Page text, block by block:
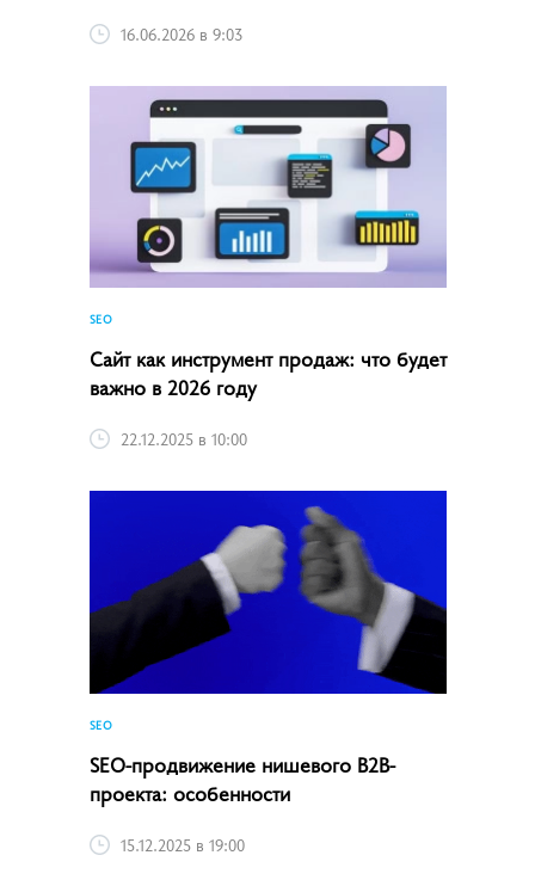
16.06.2026 в 9:03
SEO
Сайт как инструмент продаж: что будет
важно в 2026 году
22.12.2025 в 10:00
SEO
SEO-продвижение нишевого B2B-
проекта: особенности
15.12.2025 в 19:00